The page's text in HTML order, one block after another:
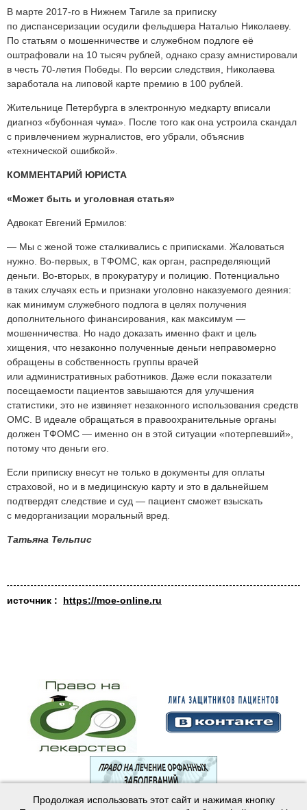
В марте 2017-го в Нижнем Тагиле за приписку
по диспансеризации осудили фельдшера Наталью Николаеву.
По статьям о мошенничестве и служебном подлоге её
оштрафовали на 10 тысяч рублей, однако сразу амнистировали
в честь 70-летия Победы. По версии следствия, Николаева
заработала на липовой карте премию в 100 рублей.
Жительнице Петербурга в электронную медкарту вписали
диагноз «бубонная чума». После того как она устроила скандал
с привлечением журналистов, его убрали, объяснив
«технической ошибкой».
КОММЕНТАРИЙ ЮРИСТА
«Может быть и уголовная статья»
Адвокат Евгений Ермилов:
— Мы с женой тоже сталкивались с приписками. Жаловаться
нужно. Во-первых, в ТФОМС, как орган, распределяющий
деньги. Во-вторых, в прокуратуру и полицию. Потенциально
в таких случаях есть и признаки уголовно наказуемого деяния:
как минимум служебного подлога в целях получения
дополнительного финансирования, как максимум —
мошенничества. Но надо доказать именно факт и цель
хищения, что незаконно полученные деньги неправомерно
обращены в собственность группы врачей
или административных работников. Даже если показатели
посещаемости пациентов завышаются для улучшения
статистики, это не извиняет незаконного использования средств
ОМС. В идеале обращаться в правоохранительные органы
должен ТФОМС — именно он в этой ситуации «потерпевший»,
потому что деньги его.
Если приписку внесут не только в документы для оплаты
страховой, но и в медицинскую карту и это в дальнейшем
подтвердят следствие и суд — пациент сможет взыскать
с медорганизации моральный вред.
Татьяна Тельпис
источник : https://moe-online.ru
© 2003—2024 Лига защитников пациентов
Продолжая использовать этот сайт и нажимая кнопку